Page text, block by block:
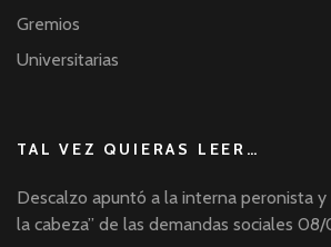
Gremios
Universitarias
TAL VEZ QUIERAS LEER…
Descalzo apuntó a la interna peronista y
la cabeza” de las demandas sociales 08/